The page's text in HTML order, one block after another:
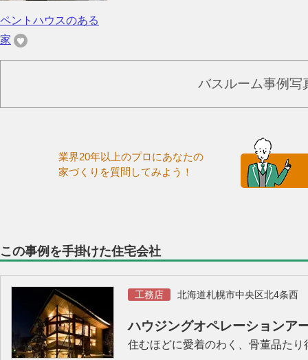
ペントハウスのある
家
バスルーム事例写
業界20年以上のプロにあなたの
家づくりを質問してみよう！
この事例を手掛けた住宅会社
工務店 北海道札幌市中央区北4条西
ハウジングオペレーションア
住むほどに愛着のわく、骨董品たり